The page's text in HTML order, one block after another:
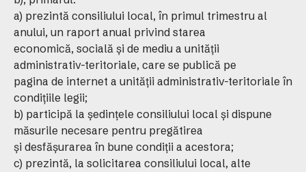
a) prezintă consiliului local, în primul trimestru al
anului, un raport anual privind starea
economică, socială şi de mediu a unităţii
administrativ-teritoriale, care se publică pe
pagina de internet a unităţii administrativ-teritoriale în
condiţiile legii;
b) participă la şedinţele consiliului local şi dispune
măsurile necesare pentru pregătirea
şi desfăşurarea în bune condiţii a acestora;
c) prezintă, la solicitarea consiliului local, alte